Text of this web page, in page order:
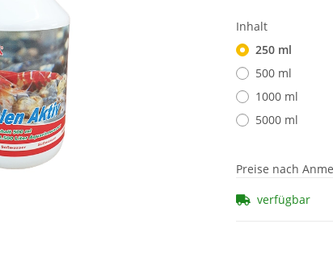
Inhalt
250 ml
500 ml
1000 ml
5000 ml
Preise nach
verfügbar